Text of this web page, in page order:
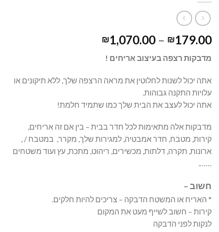
₪179.00
–
₪1,070.00
מדבקות רצפה בעיצוב אריחים !
אתה יכול לשנות לחלוטין את מראה הרצפה שלך, ללא תיקונים או
עלויות התקנה גבוהות.
אתה יכול לעצב את הבית שלך כמו שתמיד חלמת!
מדבקות אלה מתאימות לכל חדר בבית – בין אם זה אריחים,
קירות, מטבח, חדר אמבטיה, למגירות שלך, מקרר, במטבח / ,
ארונות, תקרה, דלתות, מכשירים, ריהוט, מתכת, עץ ועוד משטחים
…….
חשוב –
* האריח או המשטח הדבקה – צריכים להיות חלקים.
קירות – חשוב לשייף מעט את המקום
לנקות לפני הדבקה